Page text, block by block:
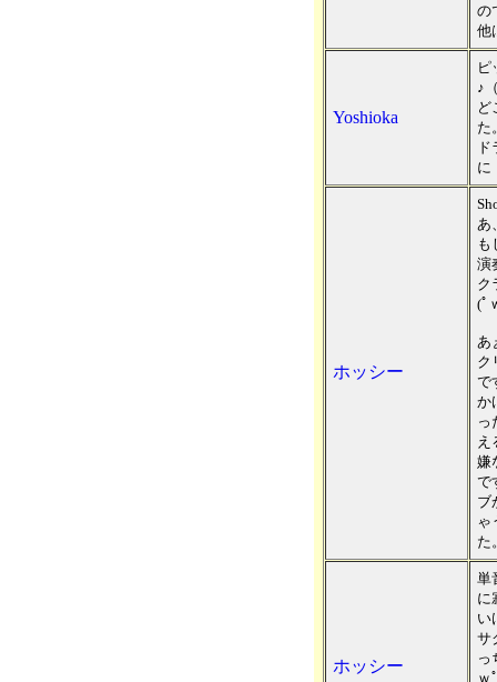
の
他
Yoshioka
ピ
♪
ど
た
に
ホッシー
あ
も
演
ク
(ﾟ
あ
ク
で
か
っ
え
嫌
で
ブ
ゃ
た
ホッシー
単
に
い
サ
っ
ｗ